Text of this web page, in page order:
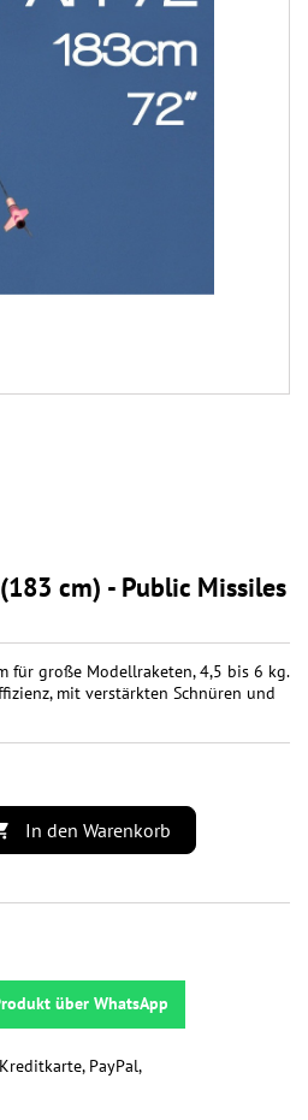
cm) - Public Missiles
für große Modellraketen, 4,5 bis 6 kg.
mit verstärkten Schnüren und
In den Warenkorb
über WhatsApp
PayPal,